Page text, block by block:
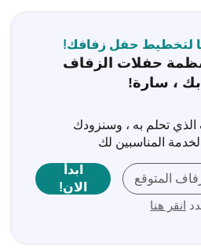
لتخطيط حفل زفافك!
حفلات الزفاف
، سارة!
الذي تحلم به ، وسنزودك
المناسبين لك
المتوقع
انقر هنا
ابدأ
الان!